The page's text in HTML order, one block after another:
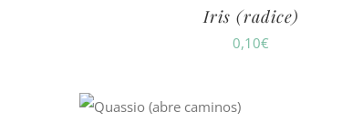
Iris (radice)
0,10€